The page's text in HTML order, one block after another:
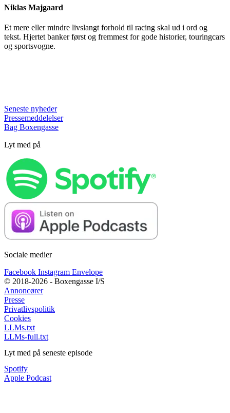
Niklas Majgaard
Et mere eller mindre livslangt forhold til racing skal ud i ord og
tekst. Hjertet banker først og fremmest for gode historier, touringcars
og sportsvogne.
Seneste nyheder
Pressemeddelelser
Bag Boxengasse
Lyt med på
Sociale medier
Facebook Instagram Envelope
© 2018-2026 - Boxengasse I/S
Annoncører
Presse
Privatlivspolitik
Cookies
LLMs.txt
LLMs-full.txt
Lyt med på seneste episode
Spotify
Apple Podcast